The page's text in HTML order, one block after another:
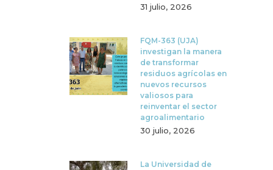
31 julio, 2026
FQM-363 (UJA)
investigan la manera
de transformar
residuos agrícolas en
nuevos recursos
valiosos para
reinventar el sector
agroalimentario
30 julio, 2026
La Universidad de